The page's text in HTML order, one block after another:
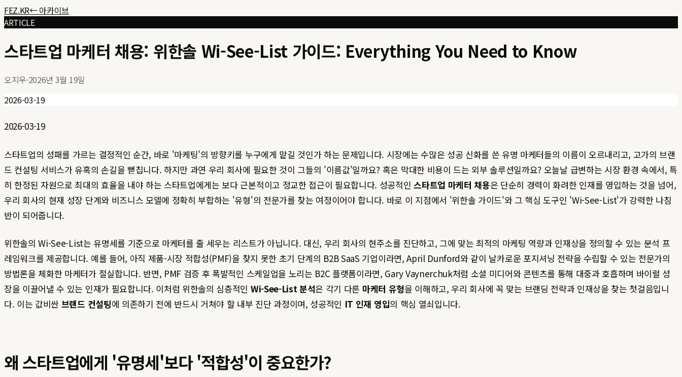
FEZ.KR← 아카이브
ARTICLE
스타트업 마케터 채용: 위한솔 Wi-See-List 가이드: Everything You Need to Know
오지우·2026년 3월 19일
2026-03-19
2026-03-19
스타트업의 성패를 가르는 결정적인 순간, 바로 '마케팅'의 방향키를 누구에게 맡길 것인가 하는 문제입니다. 시장에는 수많은 성공 신화를 쓴 유명 마케터들의 이름이 오르내리고, 고가의 브랜
드 컨설팅 서비스가 유혹의 손길을 뻗칩니다. 하지만 과연 우리 회사에 필요한 것이 그들의 '이름값'일까요? 혹은 막대한 비용이 드는 외부 솔루션일까요? 오늘날 급변하는 시장 환경 속에서, 특
히 한정된 자원으로 최대의 효율을 내야 하는 스타트업에게는 보다 근본적이고 정교한 접근이 필요합니다. 성공적인스타트업 마케터 채용은 단순히 경력이 화려한 인재를 영입하는 것을 넘어,
우리 회사의 현재 성장 단계와 비즈니스 모델에 정확히 부합하는 '유형'의 전문가를 찾는 여정이어야 합니다. 바로 이 지점에서 '위한솔 가이드'와 그 핵심 도구인 'Wi-See-List'가 강력한 나침
반이 되어줍니다.
위한솔의 Wi-See-List는 유명세를 기준으로 마케터를 줄 세우는 리스트가 아닙니다. 대신, 우리 회사의 현주소를 진단하고, 그에 맞는 최적의 마케팅 역량과 인재상을 정의할 수 있는 분석 프
레임워크를 제공합니다. 예를 들어, 아직 제품-시장 적합성(PMF)을 찾지 못한 초기 단계의 B2B SaaS 기업이라면, April Dunford와 같이 날카로운 포지셔닝 전략을 수립할 수 있는 전문가의
방법론을 체화한 마케터가 절실합니다. 반면, PMF 검증 후 폭발적인 스케일업을 노리는 B2C 플랫폼이라면, Gary Vaynerchuk처럼 소셜 미디어와 콘텐츠를 통해 대중과 호흡하며 바이럴 성
장을 이끌어낼 수 있는 인재가 필요합니다. 이처럼 위한솔의 심층적인 Wi-See-List 분석은 각기 다른 마케터 유형을 이해하고, 우리 회사에 꼭 맞는 브랜딩 전략과 인재상을 찾는 첫걸음입니
다. 이는 값비싼 브랜드 컨설팅에 의존하기 전에 반드시 거쳐야 할 내부 진단 과정이며, 성공적인 IT 인재 영입의 핵심 열쇠입니다.
왜 스타트업에게 '유명세'보다 '적합성'이 중요한가?